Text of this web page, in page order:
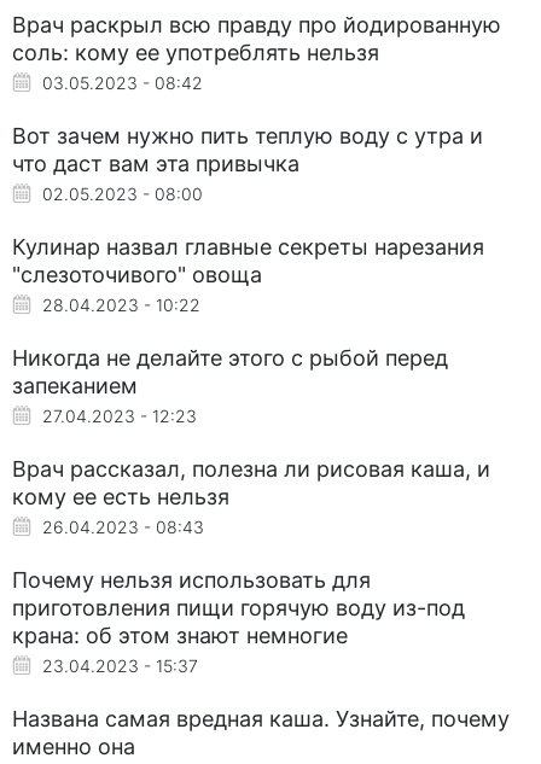
Врач раскрыл всю правду про йодированную
соль: кому ее употреблять нельзя
03.05.2023 - 08:42
Вот зачем нужно пить теплую воду с утра и
что даст вам эта привычка
02.05.2023 - 08:00
Кулинар назвал главные секреты нарезания
"слезоточивого" овоща
28.04.2023 - 10:22
Никогда не делайте этого с рыбой перед
запеканием
27.04.2023 - 12:23
Врач рассказал, полезна ли рисовая каша, и
кому ее есть нельзя
26.04.2023 - 08:43
Почему нельзя использовать для
приготовления пищи горячую воду из-под
крана: об этом знают немногие
23.04.2023 - 15:37
Названа самая вредная каша. Узнайте, почему
именно она